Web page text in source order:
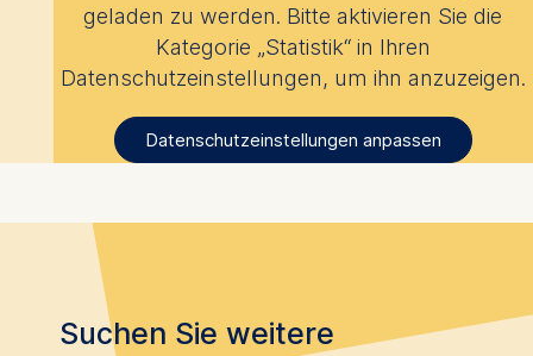
geladen zu werden. Bitte aktivieren Sie die
Kategorie „Statistik“ in Ihren
Datenschutzeinstellungen, um ihn anzuzeigen.
Datenschutzeinstellungen anpassen
Suchen Sie weitere